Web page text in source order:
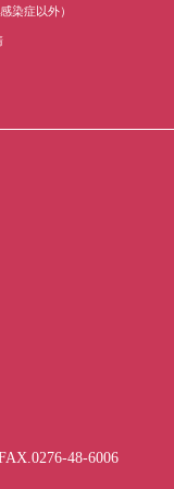
染症以外）
48-6006